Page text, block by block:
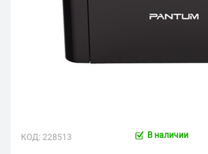
КОД: 228513 В наличии